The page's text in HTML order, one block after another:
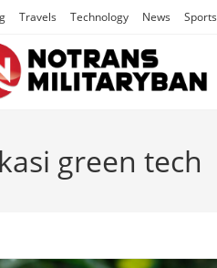
Travels Technology News Sports
green tech